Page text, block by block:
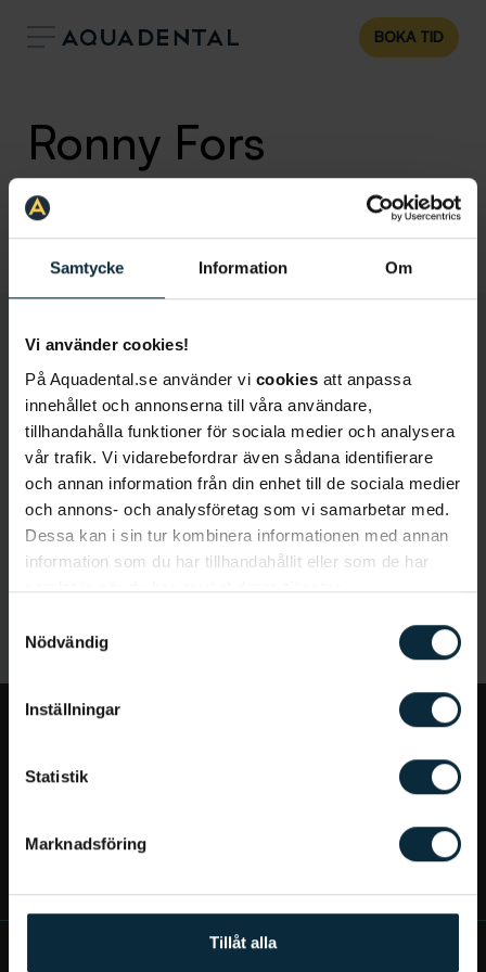
Samtycke Information Om
Vi använder cookies!
På Aquadental.se använder vi cookies att anpassa
innehållet och annonserna till våra användare,
tillhandahålla funktioner för sociala medier och analysera
vår trafik. Vi vidarebefordrar även sådana identifierare
och annan information från din enhet till de sociala medier
och annons- och analysföretag som vi samarbetar med.
Dessa kan i sin tur kombinera informationen med annan
information som du har tillhandahållit eller som de har
samlat in när du har använt deras tjänster.
Nödvändig
Inställningar
Statistik
Marknadsföring
Tillåt alla
BOKA TID
Ronny Fors
Specialisttandläkare i ortodonti
Klinik: